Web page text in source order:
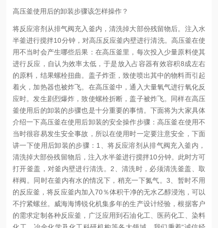
高压釜使用后的卸装步骤该怎样操作？
将反应溶剂从排气阀充入釜内，清洗掉大部份残留物后。注入水
半釜进行搅拌10分钟，对高压反应釜内壁进行清洗。 高压釜在使
用不当时会产生哪些后果：在高压釜里，每次投入少量原料使其
进行反应，自认为效率太低，于是放入占容器有效容积8成左右
的原料，结果螺栓扭曲。盖子炸歪，致使喷出其中的物料而引起
着火，加热器也被炸飞。在高压釜中，通入大量氧气进行氧化反
应时。发生剧烈爆炸，致使螺栓折断，盖子被炸飞。同样在高压
釜使用后的卸装的步骤也是十分重要的事情。 下面将为大家具体
介绍一下高压釜在使用后卸装的安全操作步骤：高压釜在使用不
当时很容易发生安全事故，所以在使用时一定要注意安全，下面
讲一下使用后卸装的步骤： 1、将反应溶剂从排气阀充入釜内，
清洗掉大部份残留物后，注入水半釜进行搅拌10分钟。此时方可
打开釜盖，对釜内壁进行清洗。 2、清洗时，必须清洗釜盖、取
样阀。同时在釜内有水的情况下，稍充一下氮气。3、暂时不用
的反应釜，将反应釜内加入70％体积干净的无水乙醇浸泡，可以
不拧紧螺丝。
威海海博锐化机集多年的生产设计经验，根据客户
的需求定制各种反应釜，广泛应用到石油化工、医药化工、染料